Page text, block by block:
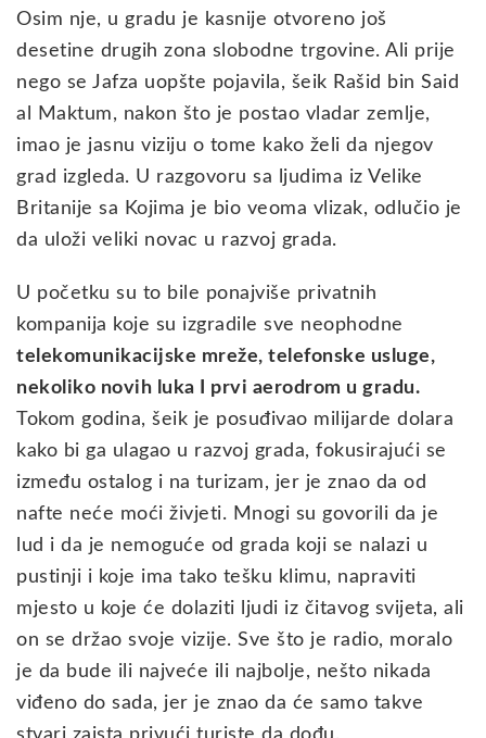
Osim nje, u gradu je kasnije otvoreno još
desetine drugih zona slobodne trgovine. Ali prije
nego se Jafza uopšte pojavila, šeik Rašid bin Said
al Maktum, nakon što je postao vladar zemlje,
imao je jasnu viziju o tome kako želi da njegov
grad izgleda. U razgovoru sa ljudima iz Velike
Britanije sa Kojima je bio veoma vlizak, odlučio je
da uloži veliki novac u razvoj grada.
U početku su to bile ponajviše privatnih
kompanija koje su izgradile sve neophodne
telekomunikacijske mreže, telefonske usluge,
nekoliko novih luka I prvi aerodrom u gradu.
Tokom godina, šeik je posuđivao milijarde dolara
kako bi ga ulagao u razvoj grada, fokusirajući se
između ostalog i na turizam, jer je znao da od
nafte neće moći živjeti. Mnogi su govorili da je
lud i da je nemoguće od grada koji se nalazi u
pustinji i koje ima tako tešku klimu, napraviti
mjesto u koje će dolaziti ljudi iz čitavog svijeta, ali
on se držao svoje vizije. Sve što je radio, moralo
je da bude ili najveće ili najbolje, nešto nikada
viđeno do sada, jer je znao da će samo takve